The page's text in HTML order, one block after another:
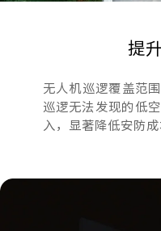
提
无人机巡逻覆盖范
巡逻无法发现的低
入，显著降低安防成